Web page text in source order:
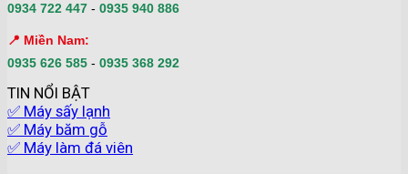
0934 722 447 - 0935 940 886
📍 Miền Nam:
0935 626 585 - 0935 368 292
TIN NỔI BẬT
✅ Máy sấy lạnh
✅ Máy băm gỗ
✅ Máy làm đá viên